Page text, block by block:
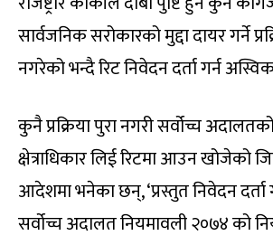
सार्वजनिक सरोकारको मुद्दा दायर गर्ने
नगरेको भन्दै रिट निवेदन दर्ता गर्न
कुनै प्रक्रिया पुरा नगरी सर्वोच्च
क्षेत्राधिकार लिई रिटमा आउन खोजेको
आदेशमा भनेका छन्, ‘प्रस्तुत निवेदन दर्ता
सर्वोच्च अदालत नियमावली २०७४ को